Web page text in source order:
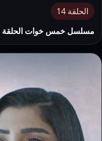
الحلقة 14
مسلسل خمس خوات الحلقة 14 الرابعة عشر HD